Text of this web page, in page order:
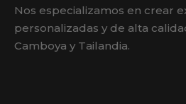
Nos especializamos en crear
personalizadas y de alta
Camboya y Tailandia.